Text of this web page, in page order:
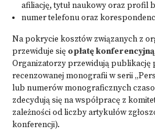
afiliację, tytuł naukowy oraz profil
numer telefonu oraz
Na pokrycie kosztów związanych z
przewiduje się opłatę konferencyjną
Organizatorzy przewidują publikację
recenzowanej monografii w serii
lub numerów monograficznych
zdecydują się na współpracę z
zależności od liczby artykułów
konferencji).